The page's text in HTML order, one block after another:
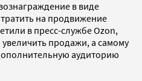
в виде
на продвижение
в пресс-службе Ozon,
продажи, а самому
аудиторию